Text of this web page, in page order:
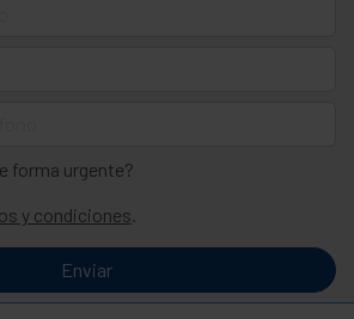
forma urgente?
y condiciones.
Enviar